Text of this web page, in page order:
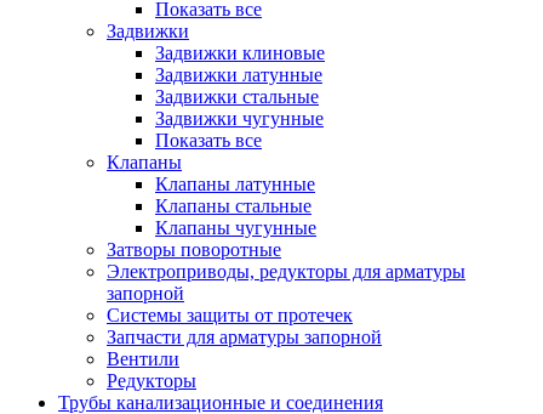
Показать все
Задвижки
Задвижки клиновые
Задвижки латунные
Задвижки стальные
Задвижки чугунные
Показать все
Клапаны
Клапаны латунные
Клапаны стальные
Клапаны чугунные
Затворы поворотные
Электроприводы, редукторы для арматуры
запорной
Системы защиты от протечек
Запчасти для арматуры запорной
Вентили
Редукторы
Трубы канализационные и соединения